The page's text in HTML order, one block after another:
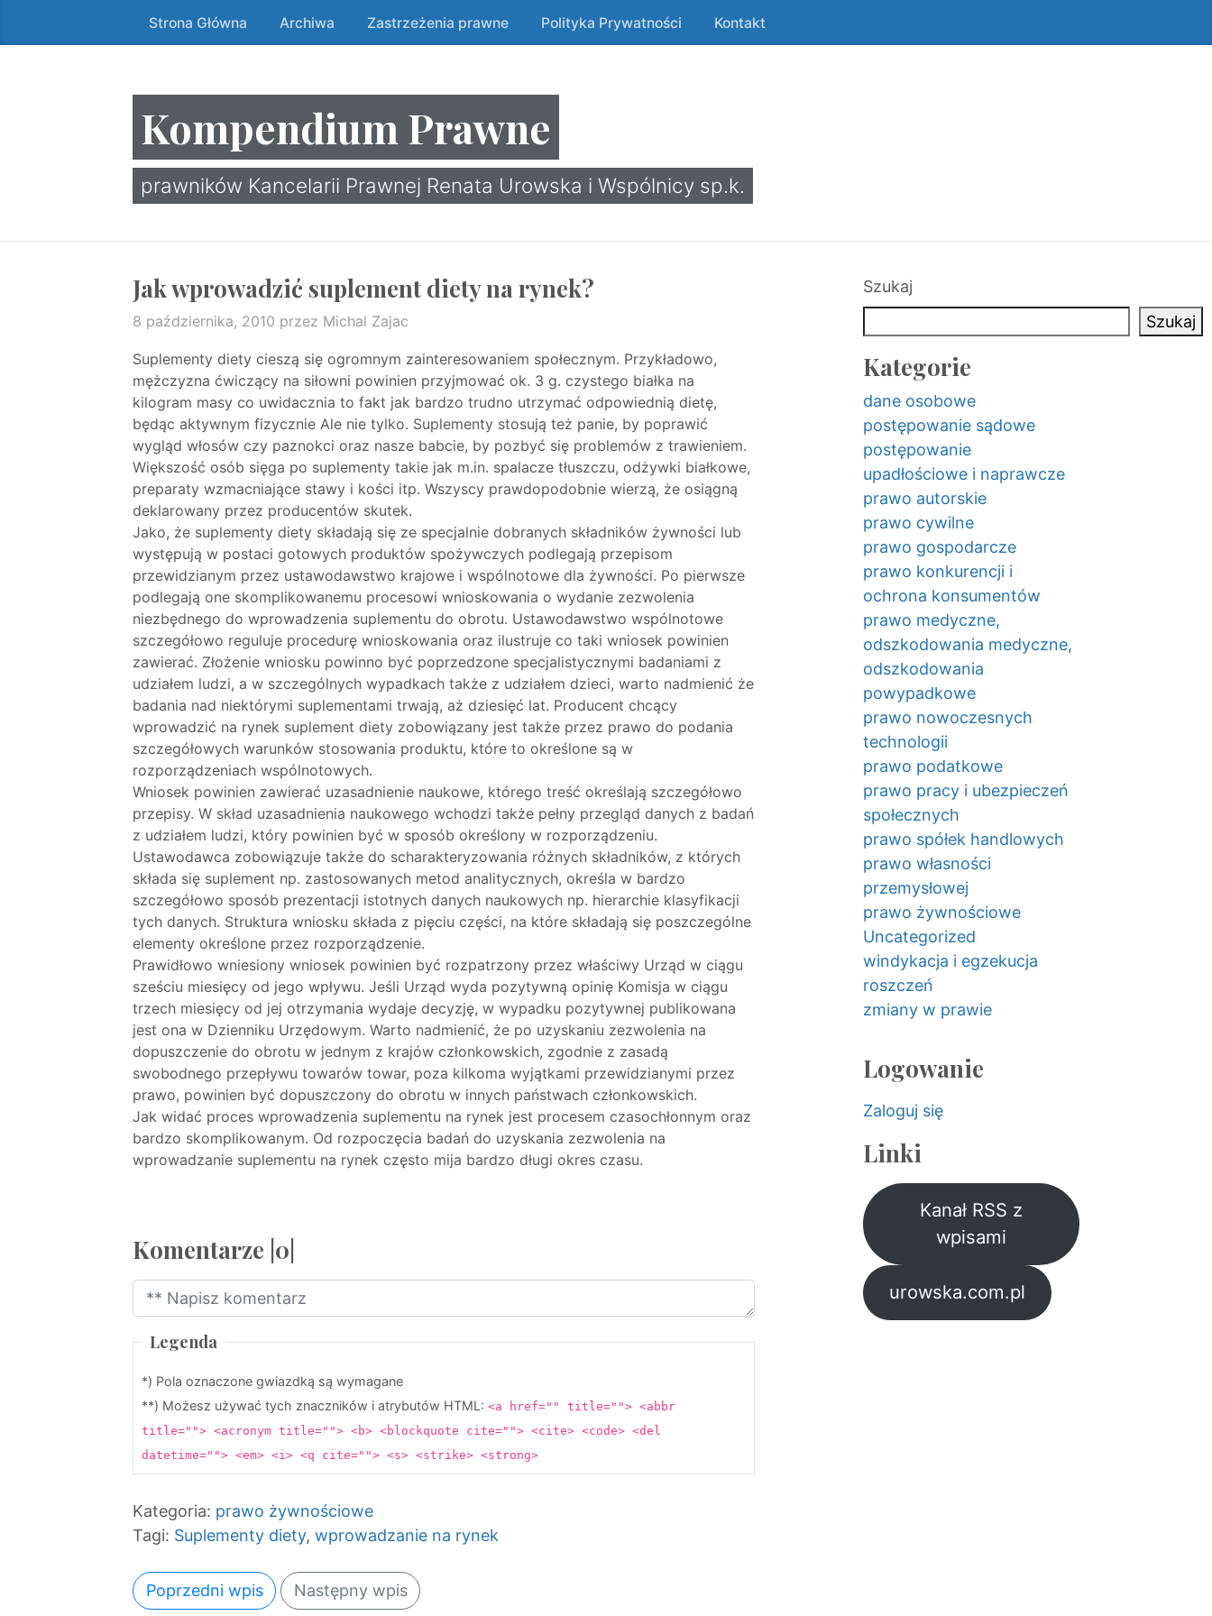
do
Strona Główna Archiwa Zastrzeżenia prawne Polityka Prywatności Kontakt
Kompendium Prawne
prawników Kancelarii Prawnej Renata Urowska i Wspólnicy sp.k.
Jak wprowadzić suplement diety na rynek?
8 października, 2010 przez Michal Zajac
Suplementy diety cieszą się ogromnym zainteresowaniem społecznym. Przykładowo,
mężczyzna ćwiczący na siłowni powinien przyjmować ok. 3 g. czystego białka na
kilogram masy co uwidacznia to fakt jak bardzo trudno utrzymać odpowiednią dietę,
będąc aktywnym fizycznie Ale nie tylko. Suplementy stosują też panie, by poprawić
wygląd włosów czy paznokci oraz nasze babcie, by pozbyć się problemów z trawieniem.
Większość osób sięga po suplementy takie jak m.in. spalacze tłuszczu, odżywki białkowe,
preparaty wzmacniające stawy i kości itp. Wszyscy prawdopodobnie wierzą, że osiągną
deklarowany przez producentów skutek.
Jako, że suplementy diety składają się ze specjalnie dobranych składników żywności lub
występują w postaci gotowych produktów spożywczych podlegają przepisom
przewidzianym przez ustawodawstwo krajowe i wspólnotowe dla żywności. Po pierwsze
podlegają one skomplikowanemu procesowi wnioskowania o wydanie zezwolenia
niezbędnego do wprowadzenia suplementu do obrotu. Ustawodawstwo wspólnotowe
szczegółowo reguluje procedurę wnioskowania oraz ilustruje co taki wniosek powinien
zawierać. Złożenie wniosku powinno być poprzedzone specjalistycznymi badaniami z
udziałem ludzi, a w szczególnych wypadkach także z udziałem dzieci, warto nadmienić że
badania nad niektórymi suplementami trwają, aż dziesięć lat. Producent chcący
wprowadzić na rynek suplement diety zobowiązany jest także przez prawo do podania
szczegółowych warunków stosowania produktu, które to określone są w
rozporządzeniach wspólnotowych.
Wniosek powinien zawierać uzasadnienie naukowe, którego treść określają szczegółowo
przepisy. W skład uzasadnienia naukowego wchodzi także pełny przegląd danych z badań
z udziałem ludzi, który powinien być w sposób określony w rozporządzeniu.
Ustawodawca zobowiązuje także do scharakteryzowania różnych składników, z których
składa się suplement np. zastosowanych metod analitycznych, określa w bardzo
szczegółowo sposób prezentacji istotnych danych naukowych np. hierarchie klasyfikacji
tych danych. Struktura wniosku składa z pięciu części, na które składają się poszczególne
elementy określone przez rozporządzenie.
Prawidłowo wniesiony wniosek powinien być rozpatrzony przez właściwy Urząd w ciągu
sześciu miesięcy od jego wpływu. Jeśli Urząd wyda pozytywną opinię Komisja w ciągu
trzech miesięcy od jej otrzymania wydaje decyzję, w wypadku pozytywnej publikowana
jest ona w Dzienniku Urzędowym. Warto nadmienić, że po uzyskaniu zezwolenia na
dopuszczenie do obrotu w jednym z krajów członkowskich, zgodnie z zasadą
swobodnego przepływu towarów towar, poza kilkoma wyjątkami przewidzianymi przez
prawo, powinien być dopuszczony do obrotu w innych państwach członkowskich.
Jak widać proces wprowadzenia suplementu na rynek jest procesem czasochłonnym oraz
bardzo skomplikowanym. Od rozpoczęcia badań do uzyskania zezwolenia na
wprowadzanie suplementu na rynek często mija bardzo długi okres czasu.
Komentarze |0|
Legenda
*) Pola oznaczone gwiazdką są wymagane
**) Możesz używać tych znaczników i atrybutów HTML: <a href="" title=""> <abbr
title=""> <acronym title=""> <b> <blockquote cite=""> <cite> <code> <del
datetime=""> <em> <i> <q cite=""> <s> <strike> <strong>
Kategoria: prawo żywnościowe
Tagi: Suplementy diety, wprowadzanie na rynek
Poprzedni wpis Następny wpis
Szukaj
Szukaj
Kategorie
dane osobowe
postępowanie sądowe
postępowanie
upadłościowe i naprawcze
prawo autorskie
prawo cywilne
prawo gospodarcze
prawo konkurencji i
ochrona konsumentów
prawo medyczne,
odszkodowania medyczne,
odszkodowania
powypadkowe
prawo nowoczesnych
technologii
prawo podatkowe
prawo pracy i ubezpieczeń
społecznych
prawo spółek handlowych
prawo własności
przemysłowej
prawo żywnościowe
Uncategorized
windykacja i egzekucja
roszczeń
zmiany w prawie
Logowanie
Zaloguj się
Linki
Kanał RSS z
wpisami
urowska.com.pl